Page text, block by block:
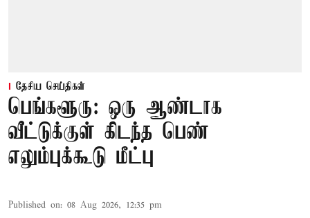
தேசிய செய்திகள்
பெங்களூரு: ஒரு ஆண்டாக
வீட்டுக்குள் கிடந்த பெண்
எலும்புக்கூடு மீட்பு
Published on: 08 Aug 2026, 12:35 pm